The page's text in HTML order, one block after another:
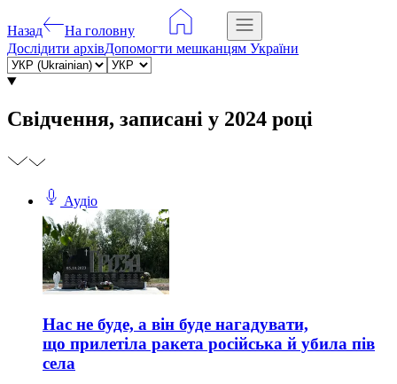
Назад
На головну
Дослідити архівДопомогти мешканцям України
Свідчення, записані у 2024 році
Аудіо
Нас не буде, а він буде нагадувати,
що прилетіла ракета російська й убила пів
села